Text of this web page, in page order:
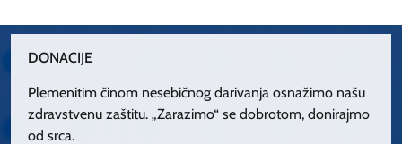
DONACIJE
Plemenitim činom nesebičnog darivanja osnažimo našu
zdravstvenu zaštitu. „Zarazimo“ se dobrotom, donirajmo
od srca.